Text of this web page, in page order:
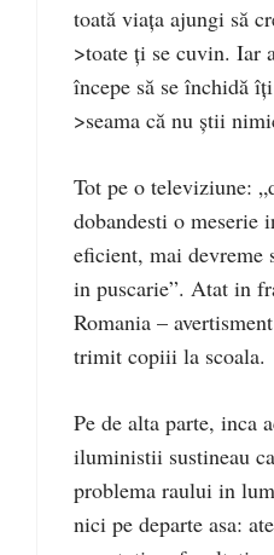
toată viața ajungi să
>toate ți se cuvin. Iar
începe să se închidă
>seama că nu știi
Tot pe o televiziune:
dobandesti o meserie
eficient, mai devreme
in puscarie”. Atat in
Romania –
trimit copiii la scoala.
Pe de alta parte, inca
iluministii sustineau
problema raului in
nici pe departe asa: